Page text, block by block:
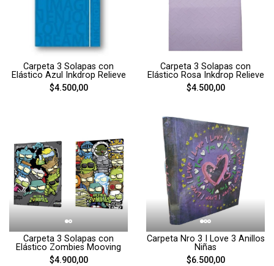
Carpeta 3 Solapas con
Elástico Azul Inkdrop Relieve
$4.500,00
Carpeta 3 Solapas con
Elástico Rosa Inkdrop Relieve
$4.500,00
Carpeta 3 Solapas con
Elástico Zombies Mooving
$4.900,00
Carpeta Nro 3 I Love 3 Anillos
Niñas
$6.500,00